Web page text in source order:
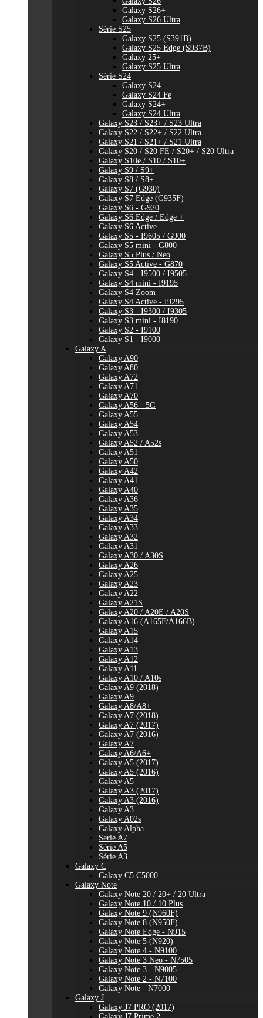
Galaxy S26+
Galaxy S26 Ultra
Série S25
Galaxy S25 (S391B)
Galaxy S25 Edge (S937B)
Galaxy 25+
Galaxy S25 Ultra
Série S24
Galaxy S24
Galaxy S24 Fe
Galaxy S24+
Galaxy S24 Ultra
Galaxy S23 / S23+ / S23 Ultra
Galaxy S22 / S22+ / S22 Ultra
Galaxy S21 / S21+ / S21 Ultra
Galaxy S20 / S20 FE / S20+ / S20 Ultra
Galaxy S10e / S10 / S10+
Galaxy S9 / S9+
Galaxy S8 / S8+
Galaxy S7 (G930)
Galaxy S7 Edge (G935F)
Galaxy S6 - G920
Galaxy S6 Edge / Edge +
Galaxy S6 Active
Galaxy S5 - I9605 / G900
Galaxy S5 mini - G800
Galaxy S5 Plus / Neo
Galaxy S5 Active - G870
Galaxy S4 - I9500 / I9505
Galaxy S4 mini - I9195
Galaxy S4 Zoom
Galaxy S4 Active - I9295
Galaxy S3 - I9300 / I9305
Galaxy S3 mini - I8190
Galaxy S2 - I9100
Galaxy S1 - I9000
Galaxy A
Galaxy A90
Galaxy A80
Galaxy A72
Galaxy A71
Galaxy A70
Galaxy A56 - 5G
Galaxy A55
Galaxy A54
Galaxy A53
Galaxy A52 / A52s
Galaxy A51
Galaxy A50
Galaxy A42
Galaxy A41
Galaxy A40
Galaxy A36
Galaxy A35
Galaxy A34
Galaxy A33
Galaxy A32
Galaxy A31
Galaxy A30 / A30S
Galaxy A26
Galaxy A25
Galaxy A23
Galaxy A22
Galaxy A21S
Galaxy A20 / A20E / A20S
Galaxy A16 (A165F/A166B)
Galaxy A15
Galaxy A14
Galaxy A13
Galaxy A12
Galaxy A11
Galaxy A10 / A10s
Galaxy A9 (2018)
Galaxy A9
Galaxy A8/A8+
Galaxy A7 (2018)
Galaxy A7 (2017)
Galaxy A7 (2016)
Galaxy A7
Galaxy A6/A6+
Galaxy A5 (2017)
Galaxy A5 (2016)
Galaxy A5
Galaxy A3 (2017)
Galaxy A3 (2016)
Galaxy A3
Galaxy A02s
Galaxy Alpha
Serie A7
Série A5
Série A3
Galaxy C
Galaxy C5 C5000
Galaxy Note
Galaxy Note 20 / 20+ / 20 Ultra
Galaxy Note 10 / 10 Plus
Galaxy Note 9 (N960F)
Galaxy Note 8 (N950F)
Galaxy Note Edge - N915
Galaxy Note 5 (N920)
Galaxy Note 4 - N9100
Galaxy Note 3 Neo - N7505
Galaxy Note 3 - N9005
Galaxy Note 2 - N7100
Galaxy Note - N7000
Galaxy J
Galaxy J7 PRO (2017)